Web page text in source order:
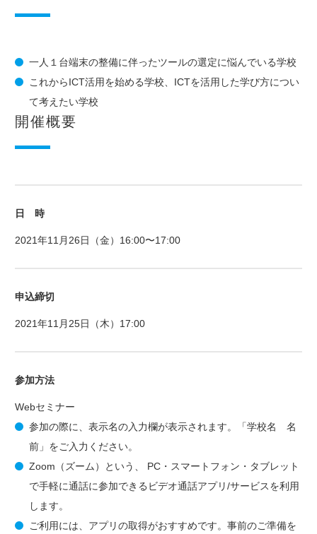
一人１台端末の整備に伴ったツールの選定に悩んでいる学校
これからICT活用を始める学校、ICTを活用した学び方につい
て考えたい学校
開催概要
日 時
2021年11月26日（金）16:00〜17:00
申込締切
2021年11月25日（木）17:00
参加方法
Webセミナー
参加の際に、表示名の入力欄が表示されます。「学校名 名
前」をご入力ください。
Zoom（ズーム）という、 PC・スマートフォン・タブレット
で手軽に通話に参加できるビデオ通話アプリ/サービスを利用
します。
ご利用には、アプリの取得がおすすめです。事前のご準備を